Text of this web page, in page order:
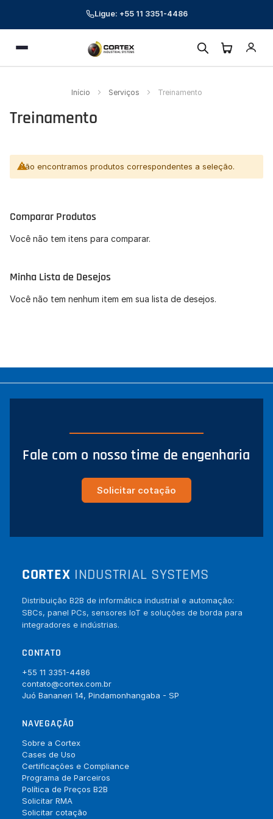
Ligue: +55 11 3351-4486
Menu
Início Serviços Treinamento
Treinamento
Não encontramos produtos correspondentes a seleção.
Comparar Produtos
Você não tem itens para comparar.
Minha Lista de Desejos
Você não tem nenhum item em sua lista de desejos.
Fale com o nosso time de engenharia
Solicitar cotação
CORTEX INDUSTRIAL SYSTEMS
Distribuição B2B de informática industrial e automação:
SBCs, panel PCs, sensores IoT e soluções de borda para
integradores e indústrias.
CONTATO
+55 11 3351-4486
contato@cortex.com.br
Juó Bananeri 14, Pindamonhangaba - SP
NAVEGAÇÃO
Sobre a Cortex
Cases de Uso
Certificações e Compliance
Programa de Parceiros
Política de Preços B2B
Solicitar RMA
Solicitar cotação
Cortex Industrial Systems
Online — respondemos em poucos minutos
Preencha seus dados para começar a conversa.
Telefone *
Empresa (opcional)
Como podemos ajudar? *
Iniciar conversa